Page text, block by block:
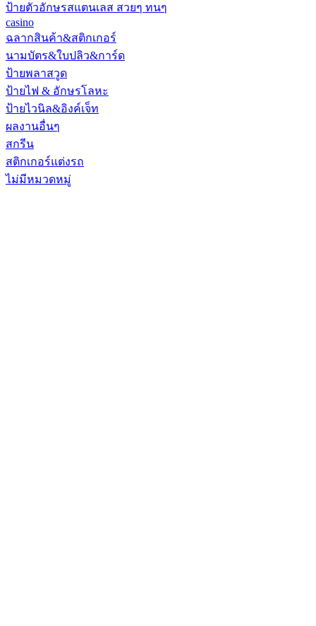
ป้ายตัวอักษรสแตนเลส สวยๆ ทนๆ
casino
ฉลากสินค้า&สติกเกอร์
นามบัตร&ใบปลิว&การ์ด
ป้ายพลาสวูด
ป้ายไฟ & อักษรโลหะ
ป้ายไวนิล&อิงค์เจ็ท
ผลงานอื่นๆ
สกรีน
สติกเกอร์แต่งรถ
ไม่มีหมวดหมู่